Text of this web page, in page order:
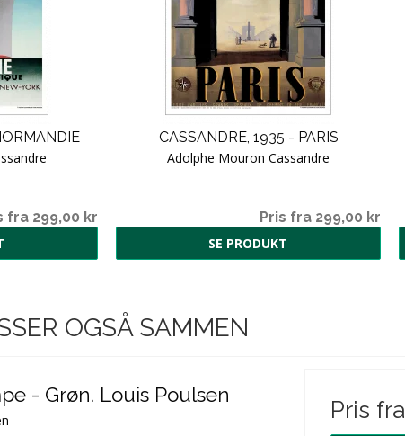
fra 299,00 kr
CASSANDRE, 1935 - PARIS
Adolphe Mouron Cassandre
Pris fra 299,00 kr
SE PRODUKT
OGSÅ SAMMEN
- Grøn. Louis Poulsen
Pris fra